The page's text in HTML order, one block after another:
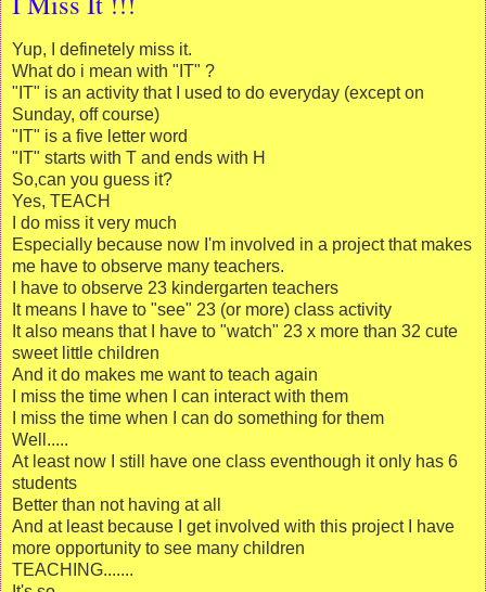
Yup, I definetely miss it.
What do i mean with "IT" ?
"IT" is an activity that I used to do everyday (except on
Sunday, off course)
"IT" is a five letter word
"IT" starts with T and ends with H
So,can you guess it?
Yes, TEACH
I do miss it very much
Especially because now I'm involved in a project that makes
me have to observe many teachers.
I have to observe 23 kindergarten teachers
It means I have to "see" 23 (or more) class activity
It also means that I have to "watch" 23 x more than 32 cute
sweet little children
And it do makes me want to teach again
I miss the time when I can interact with them
I miss the time when I can do something for them
Well.....
At least now I still have one class eventhough it only has 6
students
Better than not having at all
And at least because I get involved with this project I have
more opportunity to see many children
TEACHING.......